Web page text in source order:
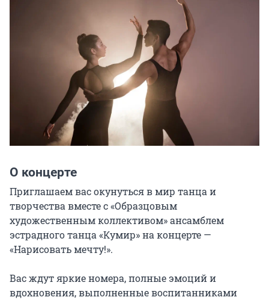
О концерте
Приглашаем вас окунуться в мир танца и
творчества вместе с «Образцовым
художественным коллективом» ансамблем
эстрадного танца «Кумир» на концерте —
«Нарисовать мечту!».
Вас ждут яркие номера, полные эмоций и
вдохновения, выполненные воспитанниками